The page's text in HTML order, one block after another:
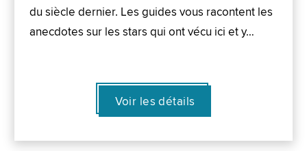
du siècle dernier. Les guides vous racontent les
anecdotes sur les stars qui ont vécu ici et y…
Voir les détails